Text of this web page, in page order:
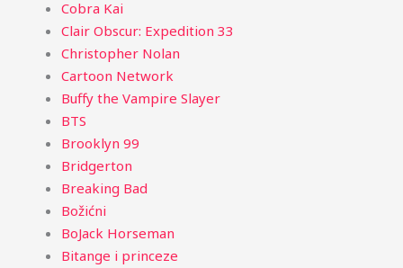
Cobra Kai
Clair Obscur: Expedition 33
Christopher Nolan
Cartoon Network
Buffy the Vampire Slayer
BTS
Brooklyn 99
Bridgerton
Breaking Bad
Božićni
BoJack Horseman
Bitange i princeze